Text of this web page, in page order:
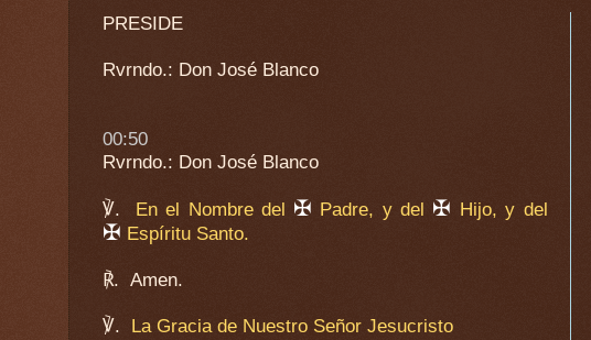
PRESIDE
Rvrndo.: Don José Blanco
00:50
Rvrndo.: Don José Blanco
℣. En el Nombre del ✠ Padre, y del ✠ Hijo, y del
✠ Espíritu Santo.
℟. Amen.
℣. La Gracia de Nuestro Señor Jesucristo